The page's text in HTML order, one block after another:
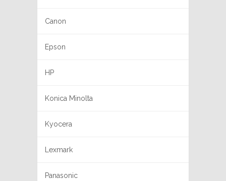
Canon
Epson
HP
Konica Minolta
Kyocera
Lexmark
Panasonic